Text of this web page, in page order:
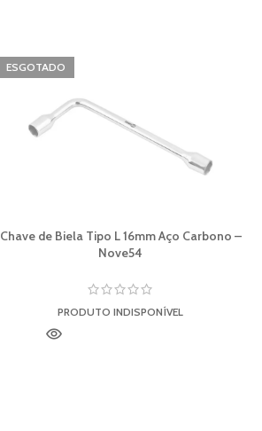
ESGOTADO
Chave de Biela Tipo L 16mm Aço Carbono –
Nove54
PRODUTO INDISPONÍVEL